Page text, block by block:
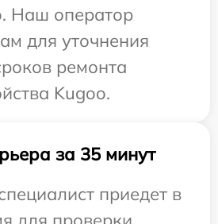
Наш оператор
для уточнения
ремонта
Kugoo.
за 35 минут
приедет в